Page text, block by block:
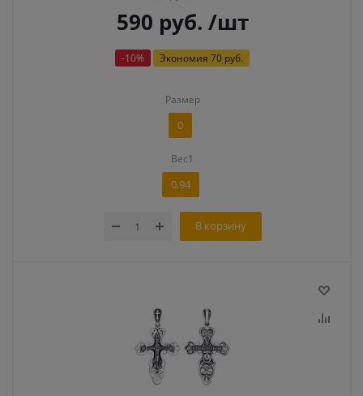
590 руб. /шт
-10% Экономия 70 руб.
Размер
0
Вес1
0,94
В корзину